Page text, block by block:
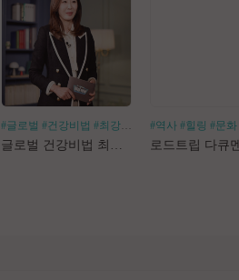
#글로벌 #건강비법 #최강백세 #김경화
#역사 #힐링 #문화